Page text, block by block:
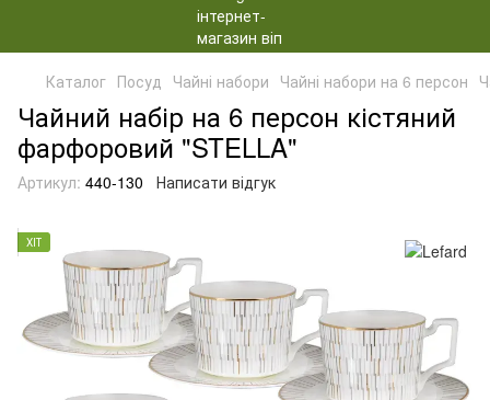
Каталог Посуд Чайні набори Чайні набори на 6 персон
Чайний набір на 6 персон кістяний
фарфоровий "STELLA"
Артикул: 440-130 Написати відгук
ХІТ